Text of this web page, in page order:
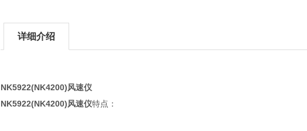
详细介绍
NK5922(NK4200)风速仪
NK5922(NK4200)风速仪特点：